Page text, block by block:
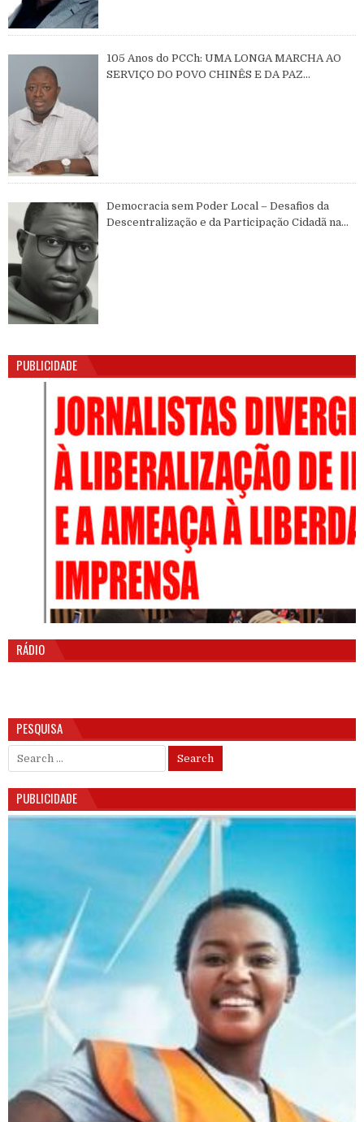
105 Anos do PCCh: UMA LONGA MARCHA AO
SERVIÇO DO POVO CHINÊS E DA PAZ
Democracia sem Poder Local – Desafios da
Descentralização e da Participação Cidadã na
PUBLICIDADE
RÁDIO
PESQUISA
Search for:
PUBLICIDADE